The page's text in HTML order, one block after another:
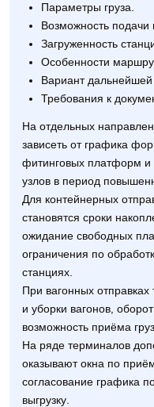
Параметры груза.
Возможность подачи
Загруженность
Особенности
Вариант дальнейшей
Требования к
На отдельных
зависеть от графика
фитинговых платформ и
узлов в период
Для контейнерных
становятся сроки
ожидание свободных
ограничения по
станциях.
При вагонных
и уборки вагонов,
возможность приёма
На ряде терминалов
оказывают окна по
согласование графика
выгрузку.